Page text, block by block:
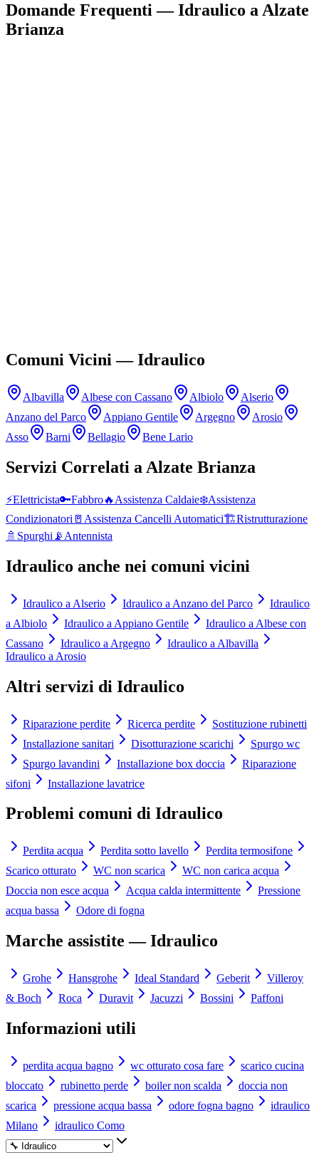
Domande Frequenti —Idraulico a Alzate
Brianza
Comuni Vicini —Idraulico
Albavilla Albese con Cassano Albiolo
Alserio
Anzano del Parco
Appiano Gentile Argegno
Arosio
Asso
Barni Bellagio Bene Lario
Servizi Correlati a Alzate Brianza
⚡Elettricista🔑Fabbro🔥 Assistenza Caldaie❄️Assistenza
Condizionatori 🚪 Assistenza Cancelli Automatici🏗️Ristrutturazione
🚿 Spurghi 📡 Antennista
Idraulico anche nei comuni vicini
Idraulico a Alserio Idraulico a Anzano del Parco
Idraulico
a Albiolo Idraulico a Appiano Gentile Idraulico a Albese con
Cassano
Idraulico a Argegno Idraulico a Albavilla
Idraulico a Arosio
Altri servizi di Idraulico
Riparazione perdite Ricerca perdite
Sostituzione rubinetti
Installazione sanitari
Disotturazione scarichi
Spurgo wc
Spurgo lavandini
Installazione box doccia
Riparazione
sifoni
Installazione lavatrice
Problemi comuni di Idraulico
Perdita acqua Perdita sotto lavello
Perdita termosifone
Scarico otturato
WC non scarica
WC non carica acqua
Doccia non esce acqua
Acqua calda intermittente
Pressione
acqua bassa
Odore di fogna
Marche assistite —Idraulico
Grohe Hansgrohe Ideal Standard Geberit
Villeroy
& Boch
Roca Duravit Jacuzzi Bossini Paffoni
Informazioni utili
perdita acqua bagno wc otturato cosa fare
scarico cucina
bloccato
rubinetto perde boiler non scalda
doccia non
scarica
pressione acqua bassa odore fogna bagno
idraulico
Milano
idraulico Como